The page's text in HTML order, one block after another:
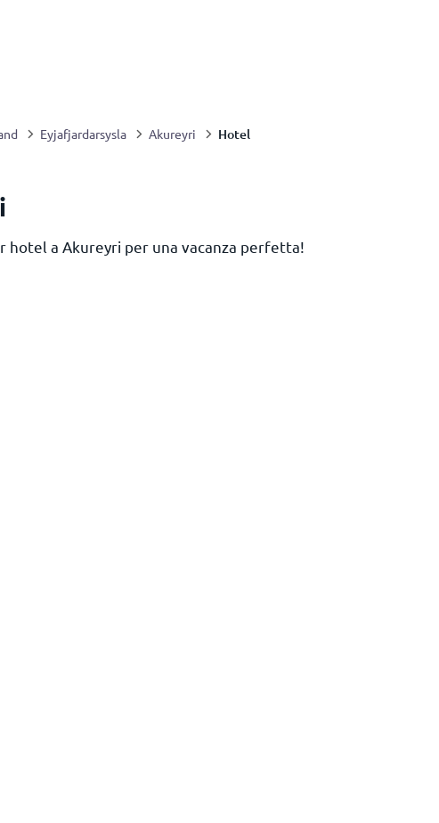
Eyjafjardarsysla Akureyri Hotel
a Akureyri per una vacanza perfetta!